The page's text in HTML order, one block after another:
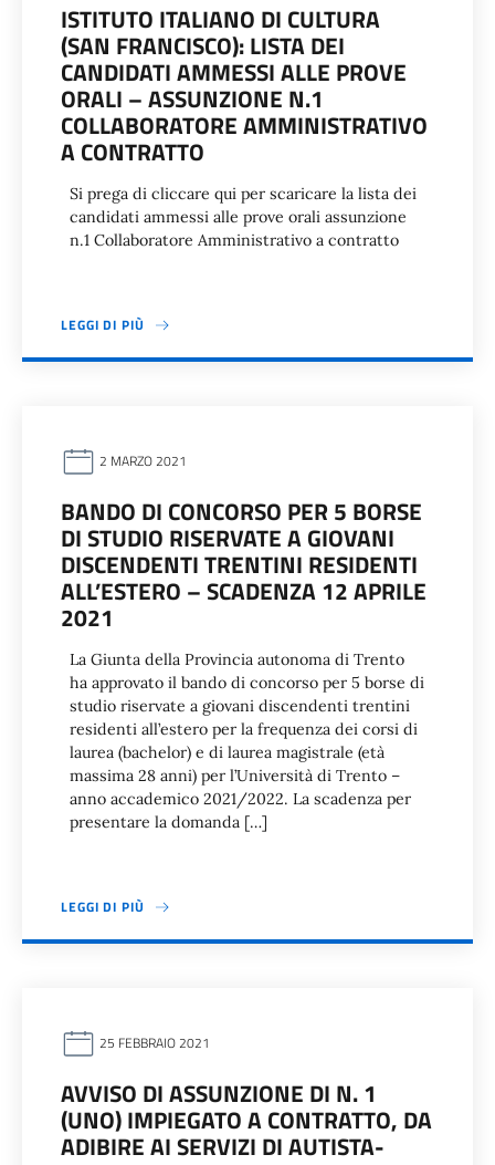
ISTITUTO ITALIANO DI CULTURA
(SAN FRANCISCO): LISTA DEI
CANDIDATI AMMESSI ALLE PROVE
ORALI – ASSUNZIONE N.1
COLLABORATORE AMMINISTRATIVO
A CONTRATTO
Si prega di cliccare qui per scaricare la lista dei
candidati ammessi alle prove orali assunzione
n.1 Collaboratore Amministrativo a contratto
LEGGI DI PIÙ
2 MARZO 2021
BANDO DI CONCORSO PER 5 BORSE
DI STUDIO RISERVATE A GIOVANI
DISCENDENTI TRENTINI RESIDENTI
ALL’ESTERO – SCADENZA 12 APRILE
2021
La Giunta della Provincia autonoma di Trento
ha approvato il bando di concorso per 5 borse di
studio riservate a giovani discendenti trentini
residenti all’estero per la frequenza dei corsi di
laurea (bachelor) e di laurea magistrale (età
massima 28 anni) per l’Università di Trento –
anno accademico 2021/2022. La scadenza per
presentare la domanda […]
LEGGI DI PIÙ
25 FEBBRAIO 2021
AVVISO DI ASSUNZIONE DI N. 1
(UNO) IMPIEGATO A CONTRATTO, DA
ADIBIRE AI SERVIZI DI AUTISTA-